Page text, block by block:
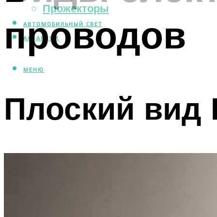
Прожекторы
АВТОМОБИЛЬНЫЙ СВЕТ
АКВАРИУМ
МЕНЮ
проводов
Плоский